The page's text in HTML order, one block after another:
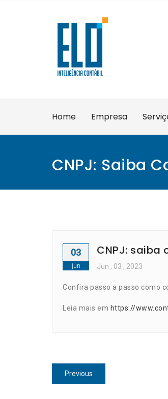
Home Empresa
CNPJ: Saiba
03
jun
CNPJ: saiba
Jun , 03 , 2023
Confira passo a passo como
Leia mais em https://
Navegação
de
Previous
post: